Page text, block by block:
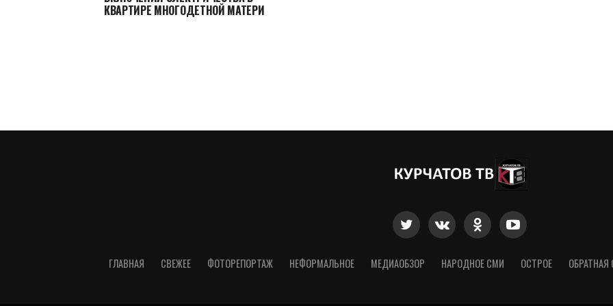
КВАРТИРЕ МНОГОДЕТНОЙ МАТЕРИ
ГЛАВНАЯ СВЕЖЕЕ ФОТОРЕПОРТАЖ НЕФОРМАЛЬНОЕ МЕДИАОБЗОР НАРОДНОЕ СМИ ОСТРОЕ ОБРАТНАЯ